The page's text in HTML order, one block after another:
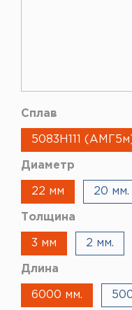
Сплав
5083H111
Диаметр
22 мм 20 мм.
Толщина
3 мм 2 мм.
Длина
6000 мм.